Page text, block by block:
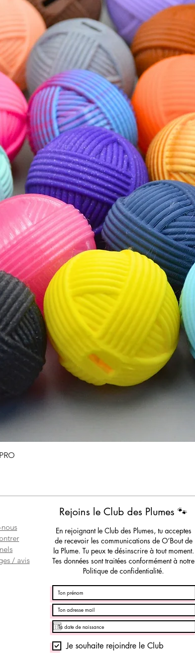
/ avis
Rejoins le Club des Plumes 🐾
En rejoignant le Club des Plumes, tu acceptes
de recevoir les communications de O’Bout de
la Plume. Tu peux te désinscrire à tout moment.
Tes données sont traitées conformément à notre
Politique de confidentialité.
Je souhaite rejoindre le Club